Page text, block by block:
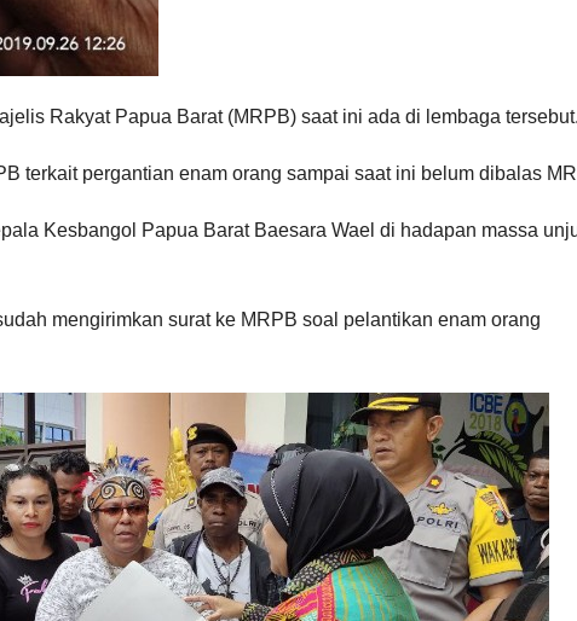
Rakyat Papua Barat (MRPB) saat ini ada di lembaga tersebut.
terkait pergantian enam orang sampai saat ini belum dibalas
Kesbangol Papua Barat Baesara Wael di hadapan massa
mengirimkan surat ke MRPB soal pelantikan enam orang